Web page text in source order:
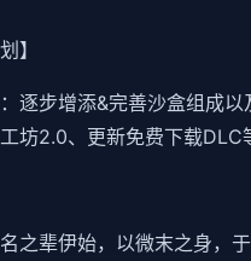
】
逐步增添&完善沙盒组成以
坊2.0、更新免费下载DLC
之辈伊始，以微末之身，